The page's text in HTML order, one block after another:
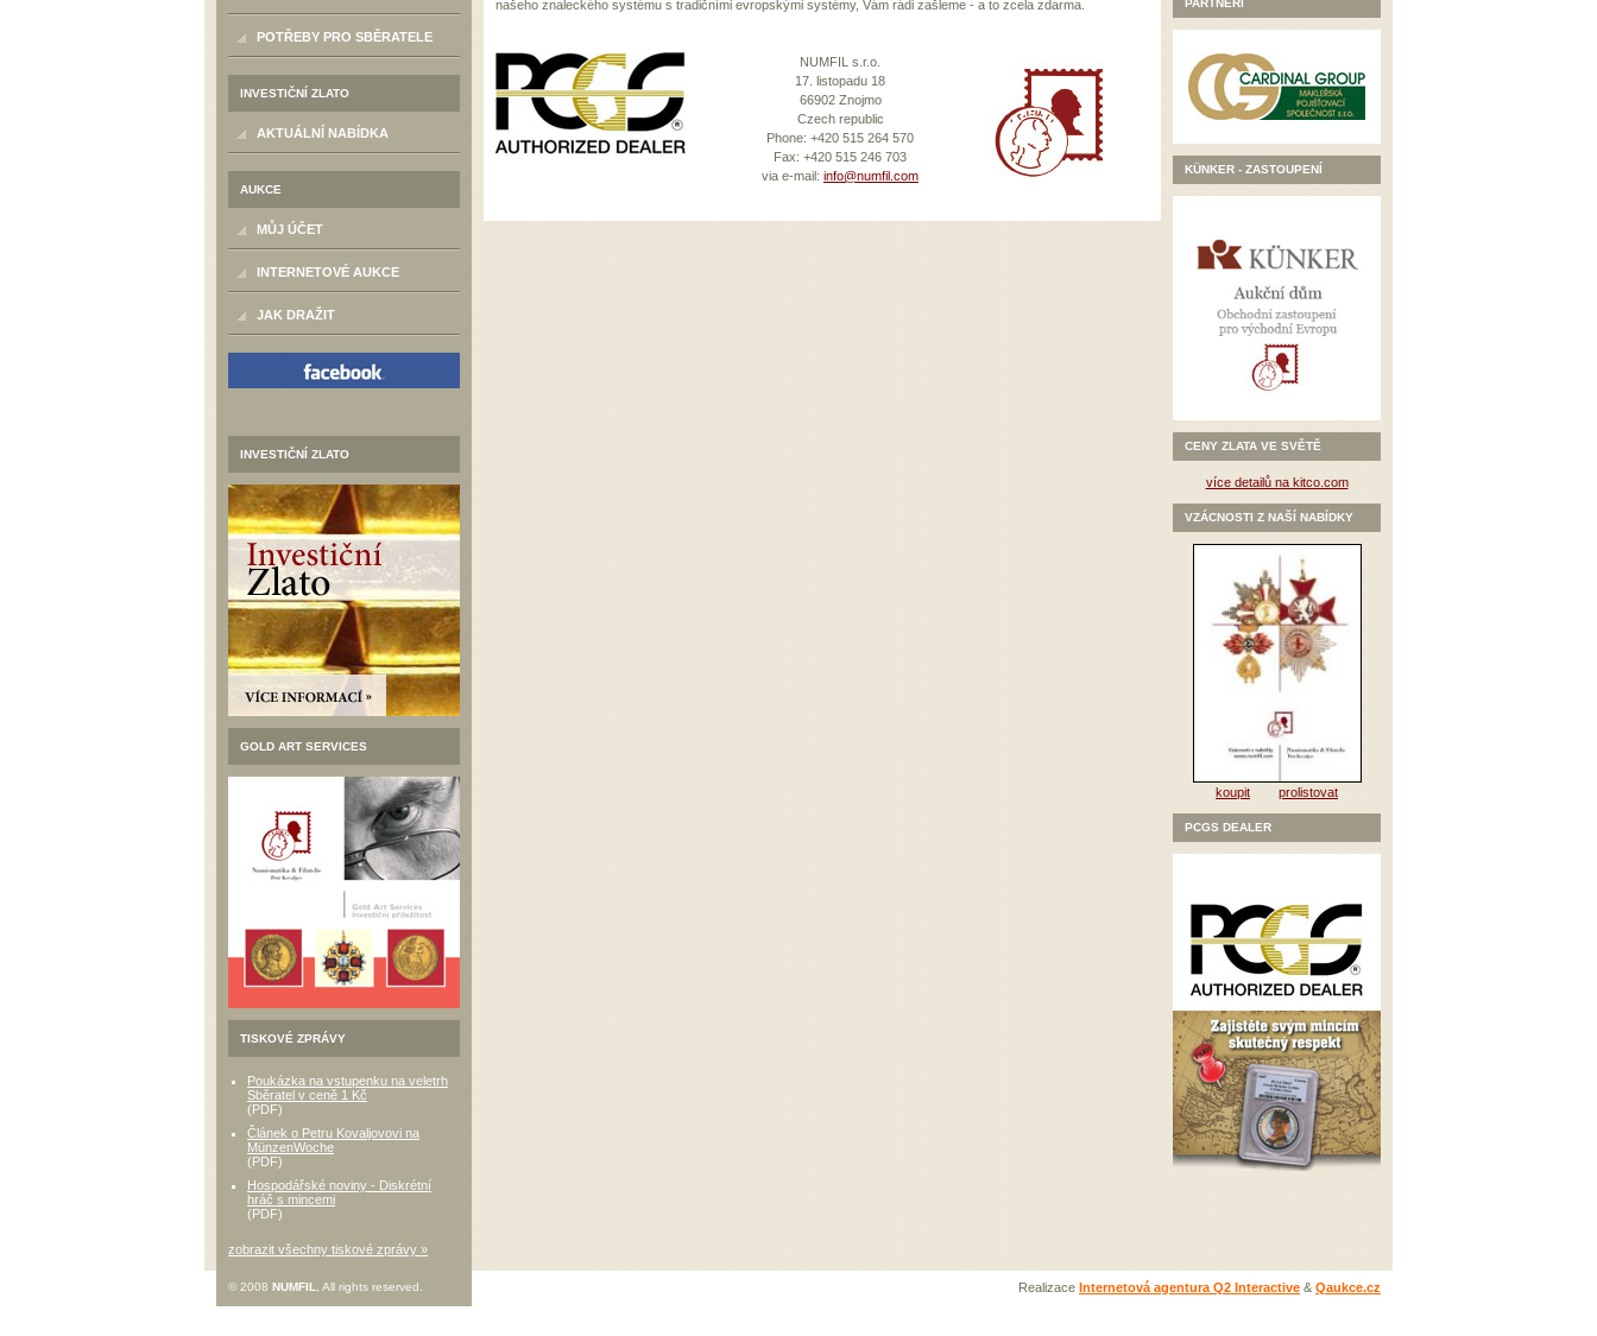
POTŘEBY PRO SBĚRATELE
INVESTIČNÍ ZLATO
AKTUÁLNÍ NABÍDKA
AUKCE
MŮJ ÚČET
INTERNETOVÉ AUKCE
JAK DRAŽIT
INVESTIČNÍ ZLATO
GOLD ART SERVICES
TISKOVÉ ZPRÁVY
Poukázka na vstupenku na veletrh
Sběratel v ceně 1 Kč
(PDF)
Článek o Petru Kovaljovovi na
MünzenWoche
(PDF)
Hospodářské noviny - Diskrétní
hráč s mincemi
(PDF)
zobrazit všechny tiskové zprávy »
našeho znaleckého systému s tradičními evropskými systémy, Vám rádi zašleme - a to zcela zdarma.
NUMFIL s.r.o.
17. listopadu 18
66902 Znojmo
Czech republic
Phone: +420 515 264 570
Fax: +420 515 246 703
via e-mail: info@numfil.com
PARTNEŘI
KÜNKER - ZASTOUPENÍ
CENY ZLATA VE SVĚTĚ
více detailů na kitco.com
VZÁCNOSTI Z NAŠÍ NABÍDKY
koupit prolistovat
PCGS DEALER
© 2008 NUMFIL , All rights reserved. Realizace Internetová agentura Q2 Interactive & Qaukce.cz